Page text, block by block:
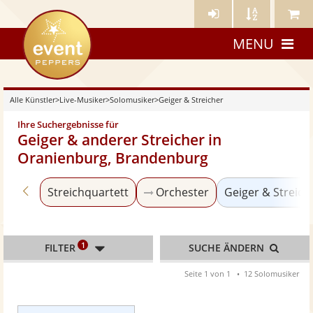
Künstler- Künstler Meine
eventpeppers
MENU
Alle Künstler>Live-Musiker>Solomusiker>Geiger & Streicher
Ihre Suchergebnisse für
Geiger & anderer Streicher in
Oranienburg, Brandenburg
Zurück zu «Solomusiker»
Streichquartett Orchester Geiger &
FILTER 1 SUCHE ÄNDERN
Seite 1 von 1 12 Solomusiker